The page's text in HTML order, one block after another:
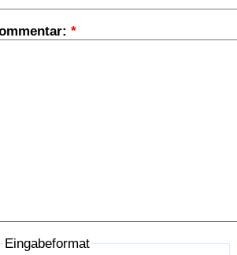
*
Eingabeformat